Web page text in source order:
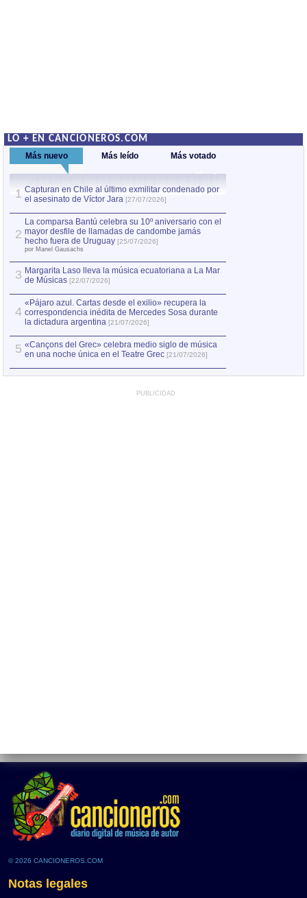
LO + EN CANCIONEROS.COM
Más nuevo Más leído Más votado
1 Capturan en Chile al último exmilitar condenado por
el asesinato de Víctor Jara [27/07/2026]
2
La comparsa Bantú celebra su 10º aniversario con el
mayor desfile de llamadas de candombe jamás
hecho fuera de Uruguay [25/07/2026]
por Manel Gausachs
3 Margarita Laso lleva la música ecuatoriana a La Mar
de Músicas [22/07/2026]
4
«Pájaro azul. Cartas desde el exilio» recupera la
correspondencia inédita de Mercedes Sosa durante
la dictadura argentina [21/07/2026]
5 «Cançons del Grec» celebra medio siglo de música
en una noche única en el Teatre Grec [21/07/2026]
PUBLICIDAD
© 2026 CANCIONEROS.COM
Notas legales